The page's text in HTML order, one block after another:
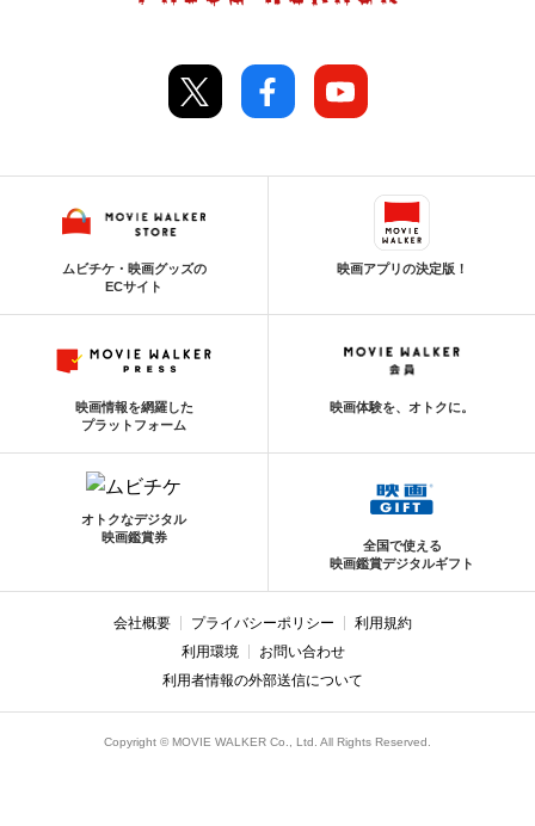
ムビチケ・映画グッズの
ECサイト
映画アプリの決定版！
映画情報を網羅した
プラットフォーム
映画体験を、オトクに。
オトクなデジタル
映画鑑賞券
全国で使える
映画鑑賞デジタルギフト
会社概要 プライバシーポリシー
利用規約
利用環境
お問い合わせ
利用者情報の外部送信について
Copyright © MOVIE WALKER Co., Ltd. All Rights Reserved.